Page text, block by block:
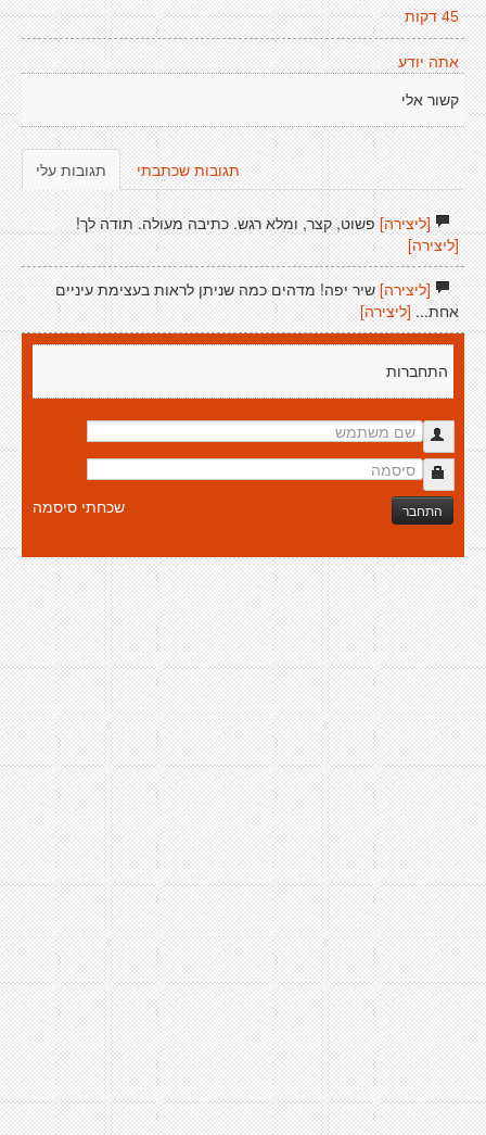
45 דקות
אתה יודע
קשור אלי
תגובות עלי תגובות שכתבתי
[ליצירה]פשוט, קצר, ומלא רגש. כתיבה מעולה. תודה לך!
[ליצירה]
[ליצירה]שיר יפה! מדהים כמה שניתן לראות בעצימת עיניים
אחת... [ליצירה]
התחברות
התחבר שכחתי סיסמה